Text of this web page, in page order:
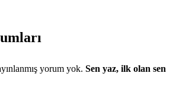
yorum yok. Sen yaz, ilk olan sen